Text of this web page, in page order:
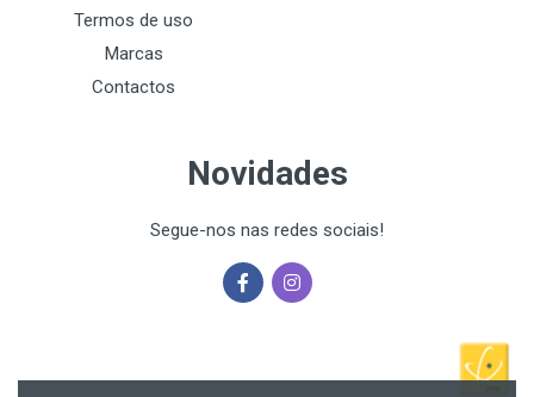
Termos de uso
Marcas
Contactos
Novidades
Segue-nos nas redes sociais!